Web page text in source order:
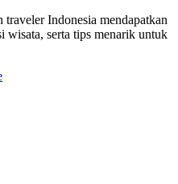
Indonesia mendapatkan
wisata, serta tips menarik untuk